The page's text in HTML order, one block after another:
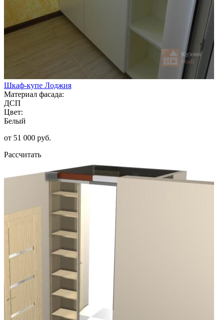
Шкаф-купе Лоджия
Материал фасада:
ДСП
Цвет:
Белый
от 51 000 руб.
Рассчитать